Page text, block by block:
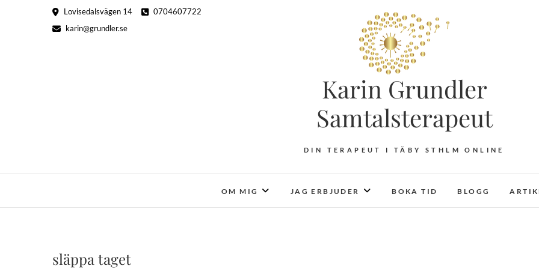
Lovisedalsvägen 14
0704607722
karin@grundler.se
Karin Grundler
Samtalsterapeut
DIN TERAPEUT I TÄBY STHLM ONLINE
OM MIG JAG ERBJUDER BOKA TID BLOGG
släppa taget